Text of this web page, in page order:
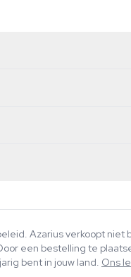
Azarius verkoopt niet
een bestelling te
bent in jouw land. Ons